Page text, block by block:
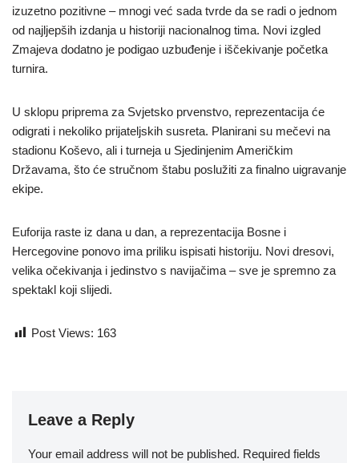
izuzetno pozitivne – mnogi već sada tvrde da se radi o jednom
od najljepših izdanja u historiji nacionalnog tima. Novi izgled
Zmajeva dodatno je podigao uzbuđenje i iščekivanje početka
turnira.
U sklopu priprema za Svjetsko prvenstvo, reprezentacija će
odigrati i nekoliko prijateljskih susreta. Planirani su mečevi na
stadionu Koševo, ali i turneja u Sjedinjenim Američkim
Državama, što će stručnom štabu poslužiti za finalno uigravanje
ekipe.
Euforija raste iz dana u dan, a reprezentacija Bosne i
Hercegovine ponovo ima priliku ispisati historiju. Novi dresovi,
velika očekivanja i jedinstvo s navijačima – sve je spremno za
spektakl koji slijedi.
Post Views: 163
Leave a Reply
Your email address will not be published. Required fields